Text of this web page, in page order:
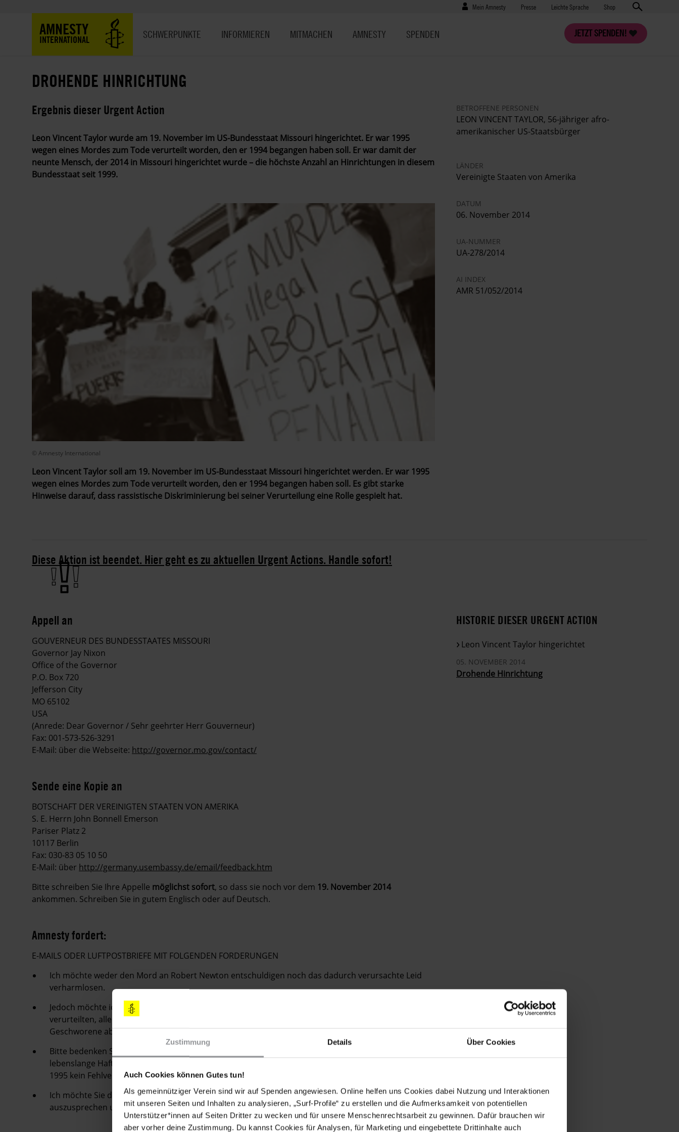
Zustimmung Details Über Cookies
Auch Cookies können Gutes tun!
Als gemeinnütziger Verein sind wir auf Spenden angewiesen. Online helfen uns Cookies dabei Nutzung und Interaktionen
mit unseren Seiten und Inhalten zu analysieren, „Surf-Profile“ zu erstellen und die Aufmerksamkeit von potentiellen
Unterstützer*innen auf Seiten Dritter zu wecken und für unsere Menschenrechtsarbeit zu gewinnen. Dafür brauchen wir
aber vorher deine Zustimmung. Du kannst Cookies für Analysen, für Marketing und eingebettete Drittinhalte auch
Benutzermenü
Mein Amnesty Presse
Presse Leichte Sprache Shop
AMNESTY
INTERNATIONAL
JETZT SPENDEN!
SCHWERPUNKTE INFORMIEREN MITMACHEN AMNESTY SPENDEN
DROHENDE HINRICHTUNG
Ergebnis dieser Urgent Action
Leon Vincent Taylor wurde am 19. November im US-Bundesstaat Missouri hingerichtet. Er war 1995
wegen eines Mordes zum Tode verurteilt worden, den er 1994 begangen haben soll. Er war damit der
neunte Mensch, der 2014 in Missouri hingerichtet wurde – die höchste Anzahl an Hinrichtungen in diesem
Bundesstaat seit 1999.
© Amnesty International
Leon Vincent Taylor soll am 19. November im US-Bundesstaat Missouri hingerichtet werden. Er war 1995
wegen eines Mordes zum Tode verurteilt worden, den er 1994 begangen haben soll. Es gibt starke
Hinweise darauf, dass rassistische Diskriminierung bei seiner Verurteilung eine Rolle gespielt hat.
BETROFFENE PERSONEN
LEON VINCENT TAYLOR, 56-jähriger afro-
amerikanischer US-Staatsbürger
LÄNDER
Vereinigte Staaten von Amerika
DATUM
06. November 2014
UA-NUMMER
UA-278/2014
AI INDEX
AMR 51/052/2014
Diese Aktion ist beendet. Hier geht es zu aktuellen Urgent Actions. Handle sofort!
Appell an
GOUVERNEUR DES BUNDESSTAATES MISSOURI
Governor Jay Nixon
Office of the Governor
P.O. Box 720
Jefferson City
MO 65102
USA
(Anrede: Dear Governor / Sehr geehrter Herr Gouverneur)
Fax: 001-573-526-3291
E-Mail: über die Webseite: http://governor.mo.gov/contact/
Sende eine Kopie an
BOTSCHAFT DER VEREINIGTEN STAATEN VON AMERIKA
S. E. Herrn John Bonnell Emerson
Pariser Platz 2
10117 Berlin
Fax: 030-83 05 10 50
E-Mail: über http://germany.usembassy.de/email/feedback.htm
Bitte schreiben Sie Ihre Appelle möglichst sofort, so dass sie noch vor dem 19. November 2014
ankommen. Schreiben Sie in gutem Englisch oder auf Deutsch.
Amnesty fordert:
E-MAILS ODER LUFTPOSTBRIEFE MIT FOLGENDEN FORDERUNGEN
Ich möchte weder den Mord an Robert Newton entschuldigen noch das dadurch verursachte Leid
verharmlosen.
Jedoch möchte ich darauf hinweisen, dass die Geschworenen, die Leon Vincent Taylor zum Tode
verurteilten, alle weiß waren und der Staatsanwalt zuvor sechs potenzielle afro-amerikanische
Geschworene abgelehnt hatte.
Bitte bedenken Sie, dass das Todesurteil gegen Leon Vincent Taylor gemäß Ring v. Arizona in eine
lebenslange Haftstrafe umgewandelt worden wäre, wenn der Staatsanwalt bei dem Verfahren im Jahr
1995 kein Fehlverhalten an den Tag gelegt hätte.
Ich möchte Sie daher inständig bitten, sich gegen die Hinrichtung von Leon Vincent Taylor
auszusprechen und sich für die Umwandlung des Todesurteils in eine Haftstrafe einzusetzen.
HISTORIE DIESER URGENT ACTION
Leon Vincent Taylor hingerichtet
05. NOVEMBER 2014
Drohende Hinrichtung